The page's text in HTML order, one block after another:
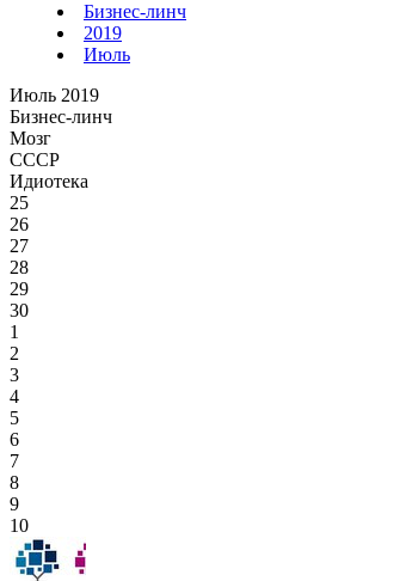
Бизнес-линч
2019
Июль
Июль 2019
Бизнес-линч
Мозг
СССР
Идиотека
25
26
27
28
29
30
1
2
3
4
5
6
7
8
9
10